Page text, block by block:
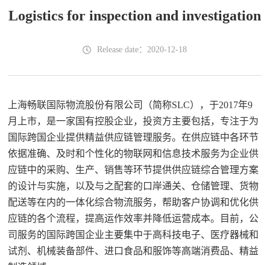
Logistics for inspection and investigation
Release date：2020-12-18
上海畅联国际物流股份有限公司（简称SLC），于2017年9
月上市，是一家国有控股企业，投资方主要包括，专注于为
国际跨国企业提供精益供应链管理服务。在供应链中各环节
依据准确、及时和个性化的物联网和信息技术服务为企业供
应链中的采购、生产、销售等环节提供供应链综合管理方案
的设计与实施，以及与之配套的口岸通关、仓储管理、货物
配送等在内的一体化综合物流服务，帮助客户协调和优化供
应链的各个流程，提高运作效率并降低运营成本。目前，公
司服务的国际跨国企业主要集中于高科技电子、医疗器械和
试剂、机械装备部件、进口食品和服饰等高端消费品、精益